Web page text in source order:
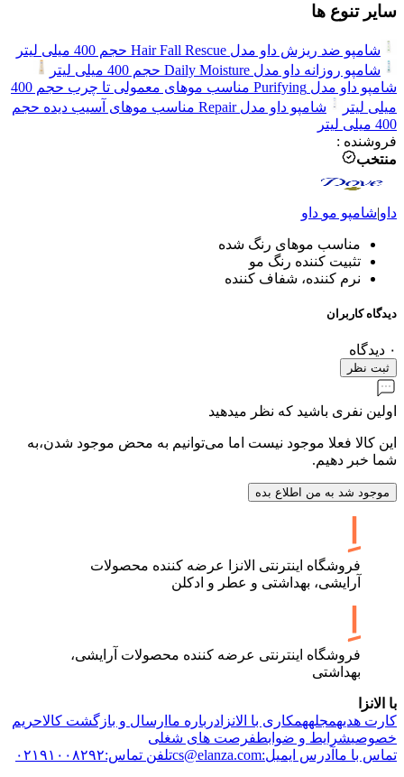
سایر تنوع ها
شامپو ضد ریزش داو مدل Hair Fall Rescue حجم 400 میلی لیتر
شامپو روزانه داو مدل Daily Moisture حجم 400 میلی لیتر
شامپو داو مدل Purifying مناسب موهای معمولی تا چرب حجم 400
میلی لیتر
شامپو داو مدل Repair مناسب موهای آسیب دیده حجم
400 میلی لیتر
فروشنده :
منتخب
داو|شامپو مو داو
مناسب موهای رنگ شده
تثبیت کننده رنگ مو
نرم کننده، شفاف کننده
دیدگاه کاربران
۰ دیدگاه
ثبت نظر
اولین نفری باشید که نظر میدهید
این کالا فعلا موجود نیست اما می‌توانیم به محض موجود شدن،به
شما خبر دهیم.
موجود شد به من اطلاع بده
فروشگاه اینترنتی الانزا عرضه کننده محصولات
آرایشی، بهداشتی و عطر و ادکلن
فروشگاه اینترنتی عرضه کننده محصولات آرایشی،
بهداشتی
با الانزا
کارت هدیهمجلههمکاری با الانزا درباره ما ارسال و بازگشت کالاحریم
خصوصیشرایط و ضوابطفرصت های شغلی
تماس با ما آدرس ایمیل:cs@elanza.com تلفن تماس:۰۲۱۹۱۰۰۸۲۹۲